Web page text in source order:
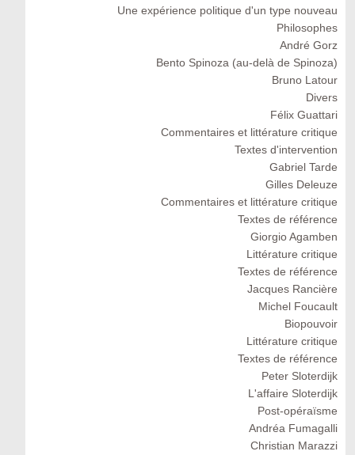
Une expérience politique d'un type nouveau
Philosophes
André Gorz
Bento Spinoza (au-delà de Spinoza)
Bruno Latour
Divers
Félix Guattari
Commentaires et littérature critique
Textes d'intervention
Gabriel Tarde
Gilles Deleuze
Commentaires et littérature critique
Textes de référence
Giorgio Agamben
Littérature critique
Textes de référence
Jacques Rancière
Michel Foucault
Biopouvoir
Littérature critique
Textes de référence
Peter Sloterdijk
L'affaire Sloterdijk
Post-opéraïsme
Andréa Fumagalli
Christian Marazzi